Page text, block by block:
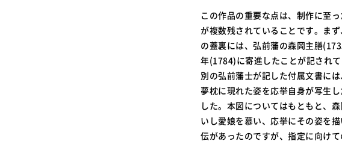
この作品の重要な点は、制作に至
が複数残されていることです。ま
の蓋裏には、弘前藩の森岡主膳
年(1784)に寄進したことが記され
別の弘前藩士が記した付属文書に
夢枕に現れた姿を応挙自身が写生
した。本図についてはもともと、
いし愛娘を慕い、応挙にその姿を
伝があったのですが、指定に向け